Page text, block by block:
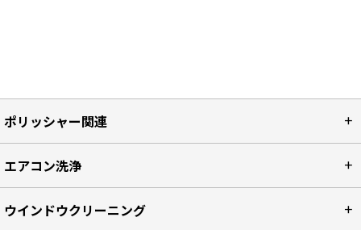
ポリッシャー関連
エアコン洗浄
ウインドウクリーニング